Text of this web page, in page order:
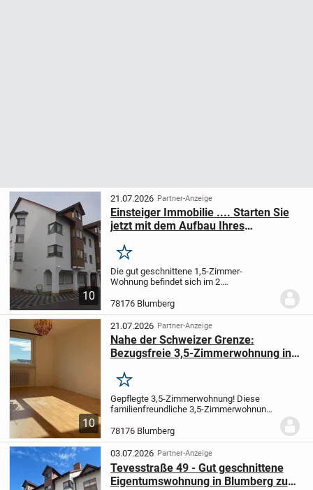
10
21.07.2026 Partner-Anzeige
Einsteiger Immobilie .... Starten Sie
jetzt mit dem Aufbau Ihres
Merken
Die gut geschnittene 1,5-Zimmer-
Wohnung befindet sich im 2.
gepflegten Mehrfamilienhauses in
zentraler Lage der Stadt Blumberg.Die
Wohnung bietet auf ca. 41 qm...
78176 Blumberg
10
21.07.2026 Partner-Anzeige
Nahe der Schweizer Grenze:
Bezugsfreie 3,5-Zimmerwohnung in
Merken
Gepflegte 3,5-Zimmerwohnung! Diese
familienfreundliche 3,5-Zimmerwohnung
nicht nur durch die hervorragende Lage,
sondern auch durch die praktische
Aufteilung.Di...
78176 Blumberg
03.07.2026 Partner-Anzeige
Tevesstraße 49 - Gut geschnittene
Eigentumswohnung in Blumberg zu